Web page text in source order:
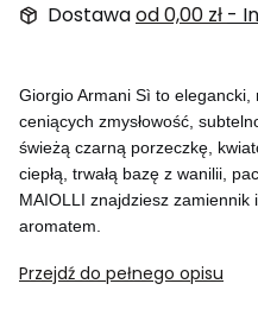
Dostawaod 0,00 zł -
Giorgio Armani Sì to
ceniących zmysłowość,
świeżą czarną porzeczkę,
ciepłą, trwałą bazę z wanilii,
MAIOLLI znajdziesz zamiennik
aromatem.
Przejdź do pełnego opisu